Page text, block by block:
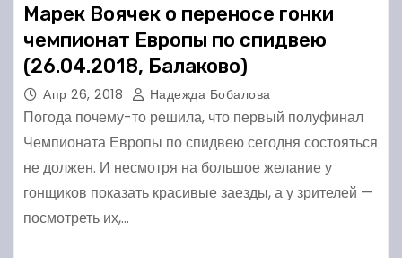
Марек Воячек о переносе гонки
чемпионат Европы по спидвею
(26.04.2018, Балаково)
Апр 26, 2018 Надежда Бобалова
Погода почему-то решила, что первый полуфинал
Чемпионата Европы по спидвею сегодня состояться
не должен. И несмотря на большое желание у
гонщиков показать красивые заезды, а у зрителей —
посмотреть их,…